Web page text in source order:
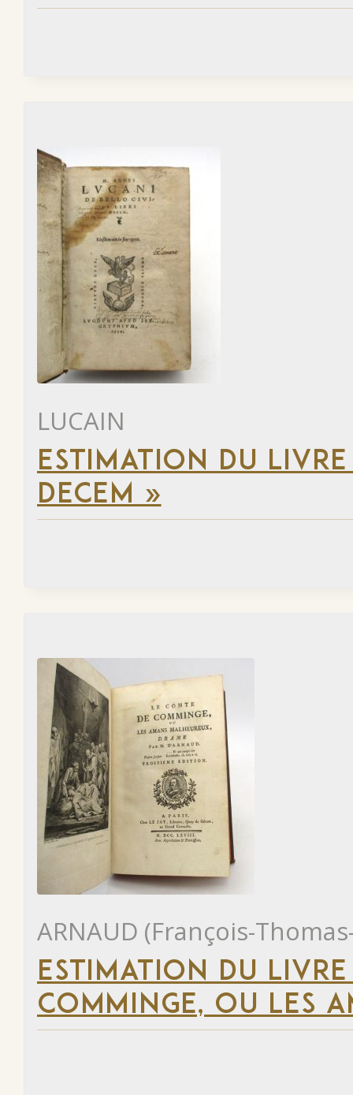
LUCAIN
ESTIMATION DU
DECEM »
ARNAUD (François-
ESTIMATION DU
COMMINGE, OU LES